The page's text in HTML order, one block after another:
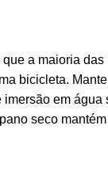
a maioria
bicicleta.
em
seco